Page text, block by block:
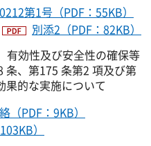
第1号（PDF：55KB）
別添2（PDF：82KB）
有効性及び安全性の確保等
条、第175 条第2 項及び第
果的な実施について
（PDF：9KB）
）